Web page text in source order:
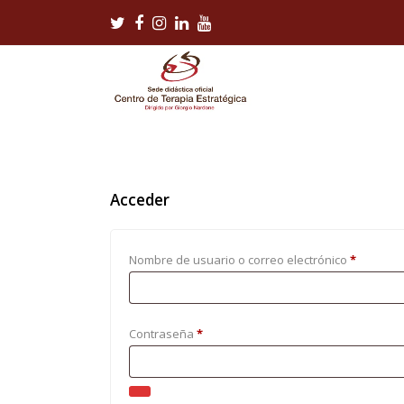
Twitter
Facebook
Instagram
LinkedIn
Youtube
Acceder
Nombre de usuario o correo electrónico *
Contraseña *Obligatorio